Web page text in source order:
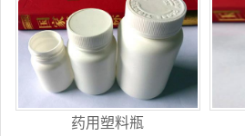
药用塑料瓶